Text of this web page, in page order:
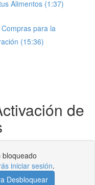
Alimentos (1:37)
para la
(15:36)
de
iniciar sesión.
Desbloquear